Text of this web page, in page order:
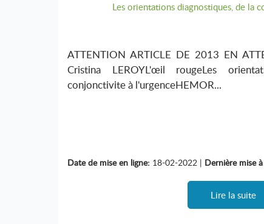
Les orientations diagnostiques, de la
ATTENTION ARTICLE DE 2013 EN
Cristina LEROYL'œil rougeLes
conjonctivite à l'urgenceHEMOR...
Date de mise en ligne: 18-02-2022 | Dernière mise
Lire la suite